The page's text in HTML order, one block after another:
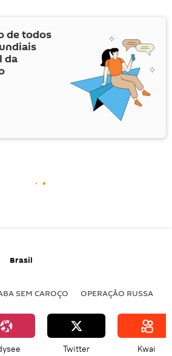
de todos
da
Brasil
SEM CAROÇO OPERAÇÃO RUSSA
Twitter Kwai